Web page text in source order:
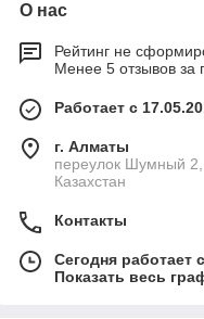
О нас
Рейтинг не
Менее 5 отзывов за
Работает с
г. Алматы
переулок Шумный
Казахстан
Контакты
Сегодня работает
Показать весь